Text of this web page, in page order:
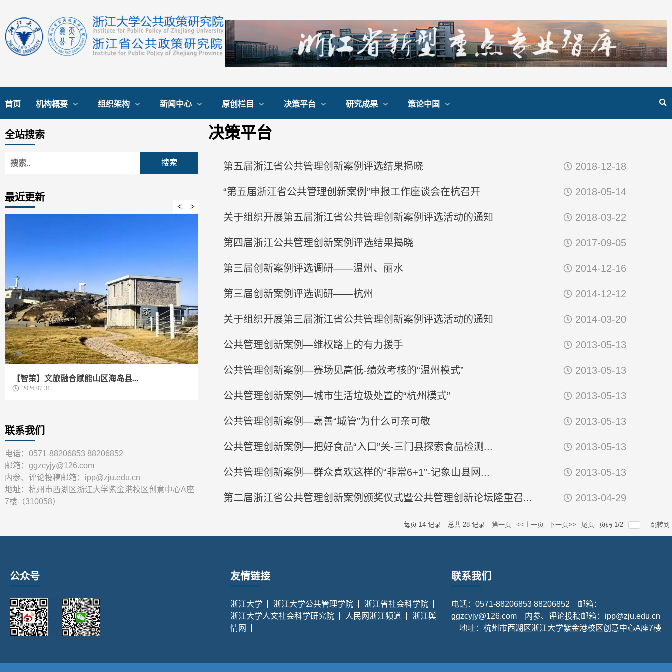
首页 机构概要 组织架构 新闻中心 原创栏目 决策平台 研究成果 策论中国
决策平台
第五届浙江省公共管理创新案例评选结果揭晓 2018-12-18
“第五届浙江省公共管理创新案例”申报工作座谈会在杭召开 2018-05-14
关于组织开展第五届浙江省公共管理创新案例评选活动的通知 2018-03-22
第四届浙江公共管理创新案例评选结果揭晓 2017-09-05
第三届创新案例评选调研——温州、丽水 2014-12-16
第三届创新案例评选调研——杭州 2014-12-12
关于组织开展第三届浙江省公共管理创新案例评选活动的通知 2014-03-20
公共管理创新案例—维权路上的有力援手 2013-05-13
公共管理创新案例—赛场见高低-绩效考核的“温州模式” 2013-05-13
公共管理创新案例—城市生活垃圾处置的“杭州模式” 2013-05-13
公共管理创新案例—嘉善“城管”为什么可亲可敬 2013-05-13
公共管理创新案例—把好食品“入口”关-三门县探索食品检测... 2013-05-13
公共管理创新案例—群众喜欢这样的“非常6+1”-记象山县网... 2013-05-13
第二届浙江省公共管理创新案例颁奖仪式暨公共管理创新论坛隆重召... 2013-04-29
每页 14 记录 总共 28 记录 第一页 <<上一页 下一页>> 尾页 页码 1 /2 跳转到
全站搜索
最近更新
智策
【智策】文旅融合赋能山区海岛县...
2026-07-31
联系我们
电话：0571-88206853 88206852
邮箱：ggzcyjy@126.com
内参、评论投稿邮箱：ipp@zju.edu.cn
地址：杭州市西湖区浙江大学紫金港校区创意中心A座
7楼（310058）
公众号 友情链接
浙江大学 浙江大学公共管理学院
浙江省社会科学院
浙江大学人文社会科学研究院
人民网浙江频道
浙江舆
情网
联系我们
电话：0571-88206853 88206852 邮箱：
ggzcyjy@126.com 内参、评论投稿邮箱：ipp@zju.edu.cn
地址：杭州市西湖区浙江大学紫金港校区创意中心A座7楼